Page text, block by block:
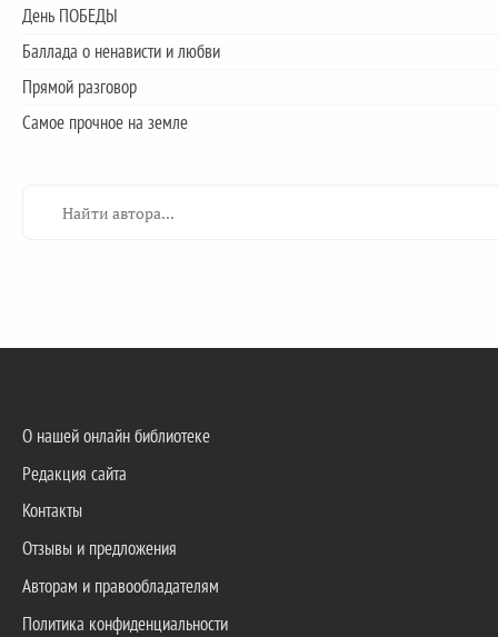
День ПОБЕДЫ
Баллада о ненависти и любви
Прямой разговор
Самое прочное на земле
О нашей онлайн библиотеке
Редакция сайта
Контакты
Отзывы и предложения
Авторам и правообладателям
Политика конфиденциальности